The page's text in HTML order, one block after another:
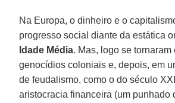
Na Europa, o dinheiro e o
progresso social diante da estática
Idade Média. Mas, logo se tornaram
genocídios coloniais e, depois, em
de feudalismo, como o do século
aristocracia financeira (um punhado